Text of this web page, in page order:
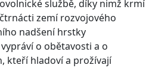
službě, díky nimž krmí
zemí rozvojového
nadšení hrstky
o obětavosti a o
kteří hladoví a prožívají